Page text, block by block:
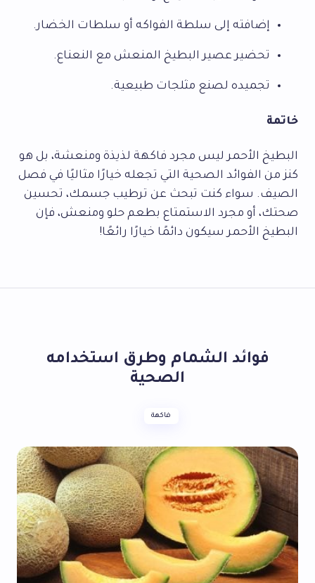
إضافته إلى سلطة الفواكه أو سلطات الخضار.
تحضير عصير البطيخ المنعش مع النعناع.
تجميده لصنع مثلجات طبيعية.
خاتمة
البطيخ الأحمر ليس مجرد فاكهة لذيذة ومنعشة، بل هو
كنز من الفوائد الصحية التي تجعله خيارًا مثاليًا في فصل
الصيف. سواء كنت تبحث عن ترطيب جسمك، تحسين
صحتك، أو مجرد الاستمتاع بطعم حلو ومنعش، فإن
البطيخ الأحمر سيكون دائمًا خيارًا رائعًا!
فوائد الشمام وطرق استخدامه
الصحية
فاكهة